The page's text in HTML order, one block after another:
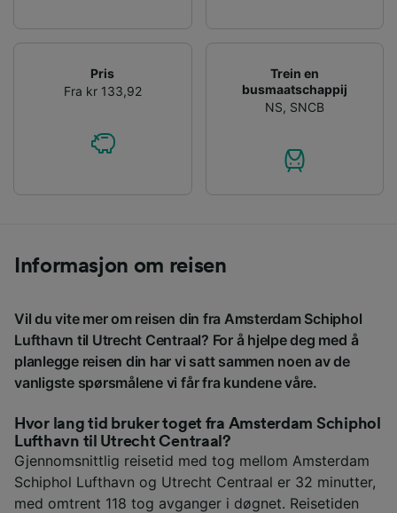
Pris
Fra kr 133,92
Trein en
busmaatschappij
NS, SNCB
Informasjon om reisen
Vil du vite mer om reisen din fra Amsterdam Schiphol
Lufthavn til Utrecht Centraal? For å hjelpe deg med å
planlegge reisen din har vi satt sammen noen av de
vanligste spørsmålene vi får fra kundene våre.
Hvor lang tid bruker toget fra Amsterdam Schiphol
Lufthavn til Utrecht Centraal?
Gjennomsnittlig reisetid med tog mellom Amsterdam
Schiphol Lufthavn og Utrecht Centraal er 32 minutter,
med omtrent 118 tog avganger i døgnet. Reisetiden